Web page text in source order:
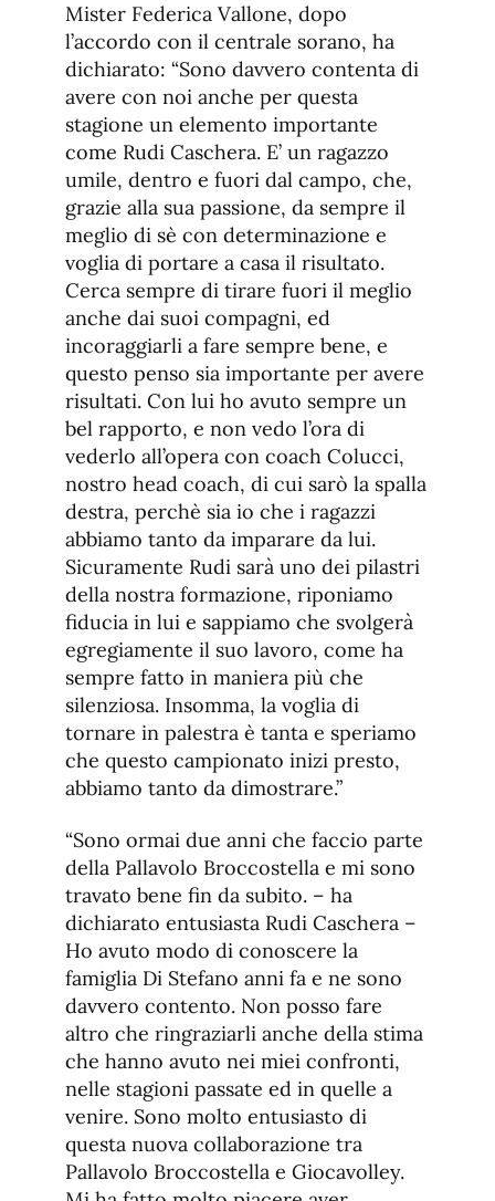
Mister Federica Vallone, dopo
l’accordo con il centrale sorano, ha
dichiarato: “Sono davvero contenta di
avere con noi anche per questa
stagione un elemento importante
come Rudi Caschera. E’ un ragazzo
umile, dentro e fuori dal campo, che,
grazie alla sua passione, da sempre il
meglio di sè con determinazione e
voglia di portare a casa il risultato.
Cerca sempre di tirare fuori il meglio
anche dai suoi compagni, ed
incoraggiarli a fare sempre bene, e
questo penso sia importante per avere
risultati. Con lui ho avuto sempre un
bel rapporto, e non vedo l’ora di
vederlo all’opera con coach Colucci,
nostro head coach, di cui sarò la spalla
destra, perchè sia io che i ragazzi
abbiamo tanto da imparare da lui.
Sicuramente Rudi sarà uno dei pilastri
della nostra formazione, riponiamo
fiducia in lui e sappiamo che svolgerà
egregiamente il suo lavoro, come ha
sempre fatto in maniera più che
silenziosa. Insomma, la voglia di
tornare in palestra è tanta e speriamo
che questo campionato inizi presto,
abbiamo tanto da dimostrare.”
“Sono ormai due anni che faccio parte
della Pallavolo Broccostella e mi sono
travato bene fin da subito. – ha
dichiarato entusiasta Rudi Caschera –
Ho avuto modo di conoscere la
famiglia Di Stefano anni fa e ne sono
davvero contento. Non posso fare
altro che ringraziarli anche della stima
che hanno avuto nei miei confronti,
nelle stagioni passate ed in quelle a
venire. Sono molto entusiasto di
questa nuova collaborazione tra
Pallavolo Broccostella e Giocavolley.